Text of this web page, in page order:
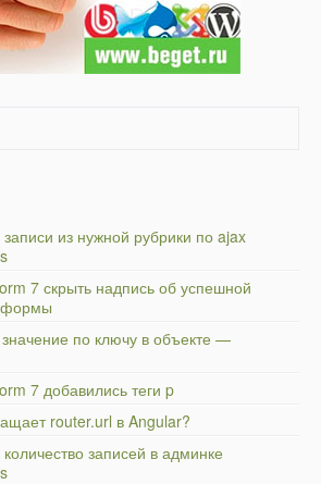
записи из нужной рубрики по ajax
7 скрыть надпись об успешной
формы
по ключу в объекте —
7 добавились теги p
router.url в Angular?
записей в админке